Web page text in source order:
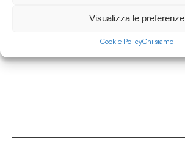
Visualizza le preferenze
Cookie PolicyChi siamo
Area Contaminata